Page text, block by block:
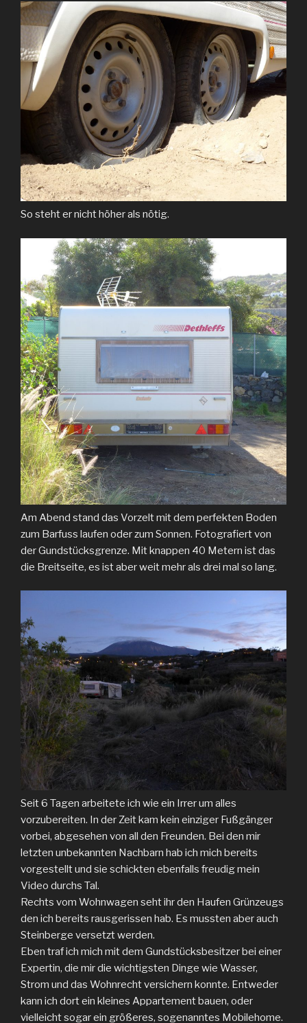
So steht er nicht höher als nötig.
Am Abend stand das Vorzelt mit dem perfekten Boden
zum Barfuss laufen oder zum Sonnen. Fotografiert von
der Gundstücksgrenze. Mit knappen 40 Metern ist das
die Breitseite, es ist aber weit mehr als drei mal so lang.
Seit 6 Tagen arbeitete ich wie ein Irrer um alles
vorzubereiten. In der Zeit kam kein einziger Fußgänger
vorbei, abgesehen von all den Freunden. Bei den mir
letzten unbekannten Nachbarn hab ich mich bereits
vorgestellt und sie schickten ebenfalls freudig mein
Video durchs Tal.
Rechts vom Wohnwagen seht ihr den Haufen Grünzeugs
den ich bereits rausgerissen hab. Es mussten aber auch
Steinberge versetzt werden.
Eben traf ich mich mit dem Gundstücksbesitzer bei einer
Expertin, die mir die wichtigsten Dinge wie Wasser,
Strom und das Wohnrecht versichern konnte. Entweder
kann ich dort ein kleines Appartement bauen, oder
vielleicht sogar ein größeres, sogenanntes Mobilehome.